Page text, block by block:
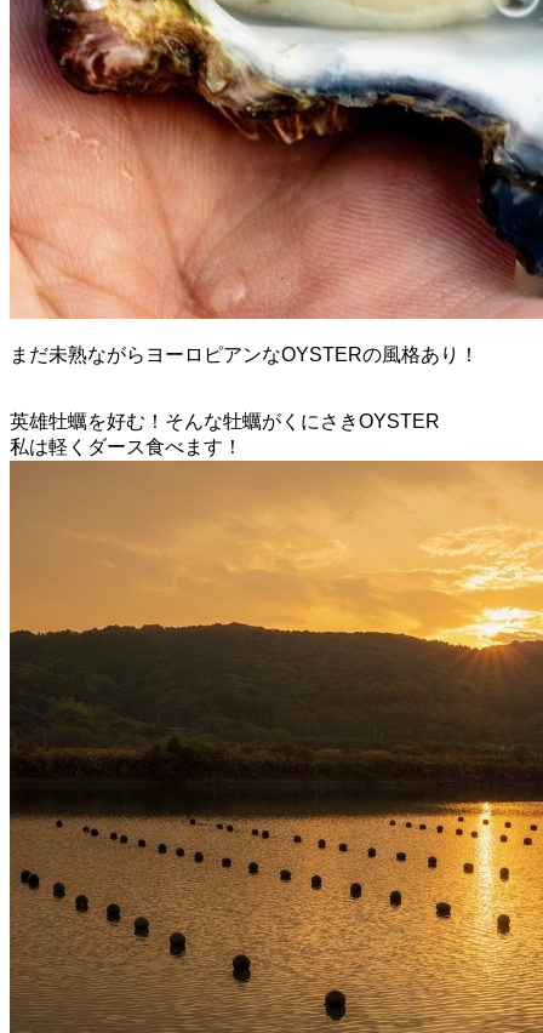
まだ未熟ながらヨーロピアンなOYSTERの風格あり！
英雄牡蠣を好む！そんな牡蠣がくにさきOYSTER
私は軽くダース食べます！